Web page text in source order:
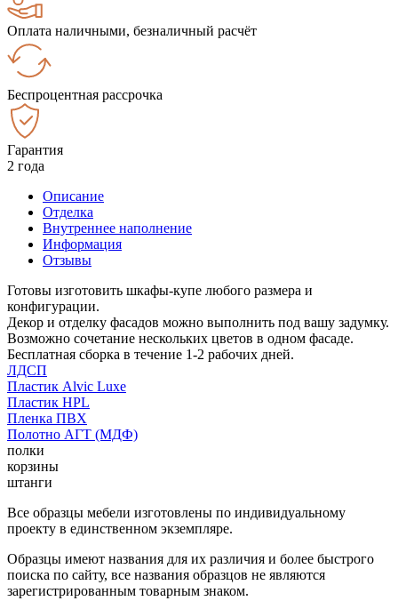
Оплата наличными, безналичный расчёт
Беспроцентная рассрочка
Гарантия
2 года
Описание
Отделка
Внутреннее наполнение
Информация
Отзывы
Готовы изготовить шкафы-купе любого размера и
конфигурации.
Декор и отделку фасадов можно выполнить под вашу задумку.
Возможно сочетание нескольких цветов в одном фасаде.
Бесплатная сборка в течение 1-2 рабочих дней.
ЛДСП
Пластик Alvic Luxe
Пластик HPL
Пленка ПВХ
Полотно АГТ (МДФ)
полки
корзины
штанги
Все образцы мебели изготовлены по индивидуальному
проекту в единственном экземпляре.
Образцы имеют названия для их различия и более быстрого
поиска по сайту, все названия образцов не являются
зарегистрированным товарным знаком.